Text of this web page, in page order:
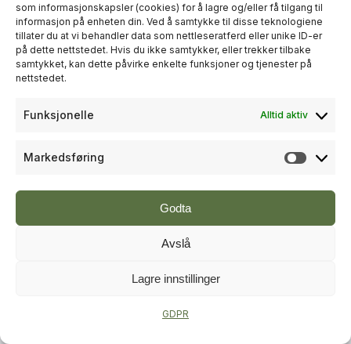
som informasjonskapsler (cookies) for å lagre og/eller få tilgang til
informasjon på enheten din. Ved å samtykke til disse teknologiene
tillater du at vi behandler data som nettleseratferd eller unike ID-er
på dette nettstedet. Hvis du ikke samtykker, eller trekker tilbake
samtykket, kan dette påvirke enkelte funksjoner og tjenester på
nettstedet.
Funksjonelle Alltid aktiv
Markedsføring
Godta
Avslå
Lagre innstillinger
GDPR
+ PLUSS
RÅDGIVNING
én milliard kroner i andre kvartal